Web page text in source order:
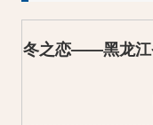
入展作品
入选作品
冬之恋——黑龙江